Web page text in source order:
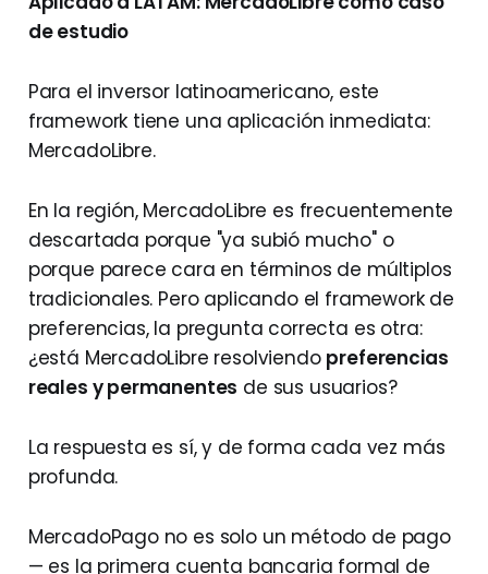
de estudio
Para el inversor latinoamericano, este
framework tiene una aplicación inmediata:
MercadoLibre.
En la región, MercadoLibre es frecuentemente
descartada porque "ya subió mucho" o
porque parece cara en términos de múltiplos
tradicionales. Pero aplicando el framework de
preferencias, la pregunta correcta es otra:
¿está MercadoLibre resolviendo preferencias
reales y permanentes de sus usuarios?
La respuesta es sí, y de forma cada vez más
profunda.
MercadoPago no es solo un método de pago
— es la primera cuenta bancaria formal de